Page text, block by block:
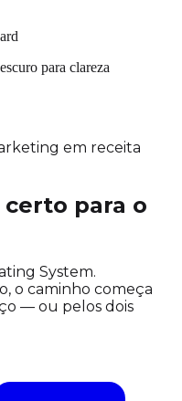
para clareza
em receita
certo para o
System.
o caminho começa
— ou pelos dois